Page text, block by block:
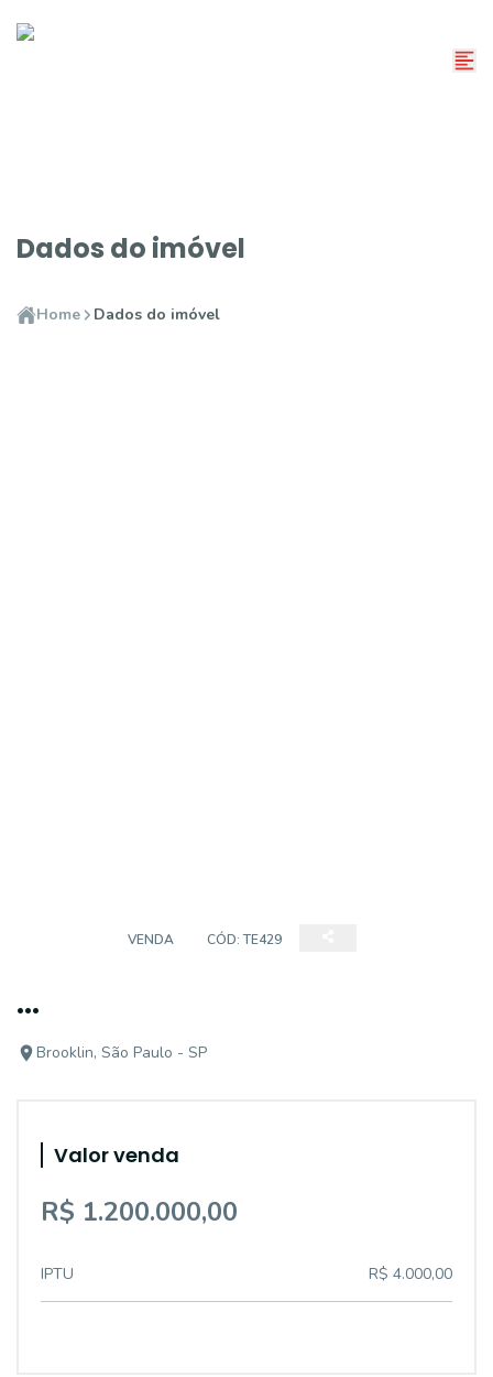
Dados do imóvel
Home Dados do imóvel
VENDA CÓD:TE429
...
Brooklin, São Paulo - SP
Valor venda
R$ 1.200.000,00
IPTU R$ 4.000,00